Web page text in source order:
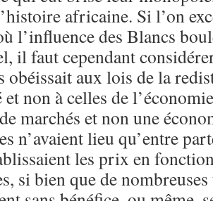
africaine. Si l’on
l’influence des Blancs
il faut cependant
obéissait aux lois de la
non à celles de
marchés et non une
n’avaient lieu qu’entre
les prix en
si bien que de